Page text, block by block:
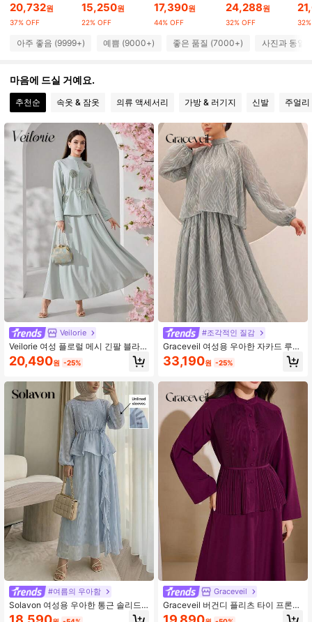
4.88 159K 팔로워
4.88 159K 팔로워
4.88
159K 팔로워
4.88 159K 팔로워
4.88 159K 팔로워
20,732원
37% OFF
15,250원
22% OFF
17,390원
44% OFF
24,288원
32% OFF
아주 좋음 (9999+) 예쁨 (9000+) 좋은 품질 (7000+) 사진과 동일
마음에 드실 거예요.
추천순 속옷 & 잠옷 의류 액세서리 가방 & 러기지 신발 주얼
Veilorie
Veilorie 여성 플로럴 메시 긴팔 블라우
스 및 미디 스커트 우아한 2피스 세트
20,490원 -25%
#여름의 우아함
Solavon 여성용 우아한 통근 솔리드
컬러 3D 플로럴 리본 장식 랜턴 슬리
#조각적인 질감
Graceveil 여성용 우아한 자카드 루즈
롱 슬리브 비대칭 밑단 블라우스 및 캐
주얼 A라인 스커트 2피스 세트
33,190원 -25%
Graceveil
Graceveil 버건디 플리츠 타이 프론트
크롭 탑 + 엘라스틱 허리 스커트 우아